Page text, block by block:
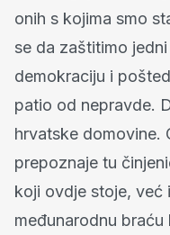
onih s kojima smo
se da zaštitimo
demokraciju i
patio od nepravde.
hrvatske domovine.
prepoznaje tu
koji ovdje stoje, već
međunarodnu